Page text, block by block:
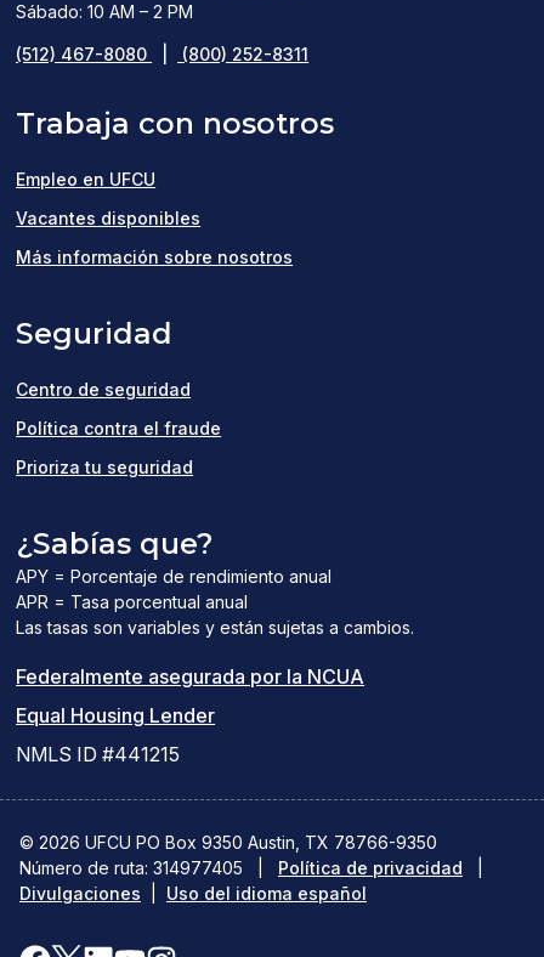
Sábado: 10 AM – 2 PM
(512) 467-8080 (800) 252-8311
Trabaja con nosotros
Empleo en UFCU
Vacantes disponibles
in
Más información sobre nosotros
Seguridad
Centro de seguridad
Política contra el fraude
Prioriza tu seguridad
¿Sabías que?
APY = Porcentaje de rendimiento anual
APR = Tasa porcentual anual
Las tasas son variables y están sujetas a cambios.
Federalmente asegurada por la NCUA
abre
una
nueva
Equal Housing Lender(el
una
nueva
ventana)
NMLS ID #441215
© 2026 UFCU PO Box 9350 Austin, TX 78766-9350
Número de ruta: 314977405
Política de privacidad
Divulgaciones
Uso del idioma español